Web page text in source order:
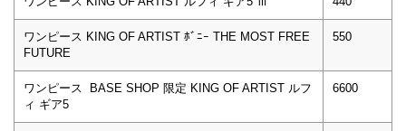
ワンピース KING OF ARTIST ﾎﾞﾆｰ THE MOST FREE
FUTURE
550
ワンピース BASE SHOP 限定 KING OF ARTIST ルフ
ィ ギア5
6600